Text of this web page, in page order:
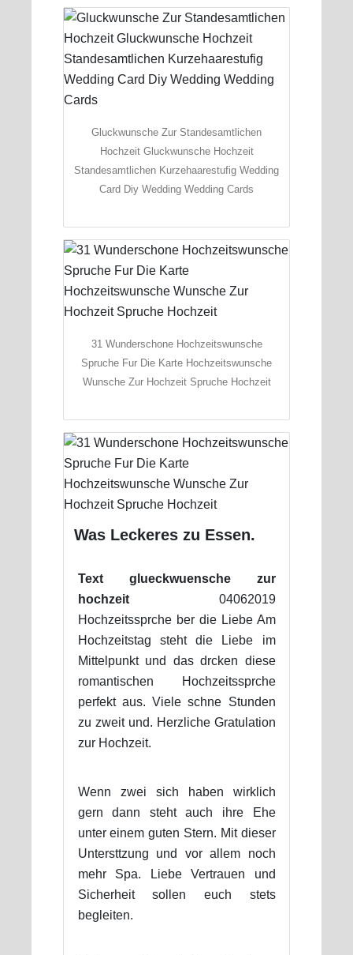
Gluckwunsche Zur Standesamtlichen
Hochzeit Gluckwunsche Hochzeit
Standesamtlichen Kurzehaarestufig Wedding
Card Diy Wedding Wedding Cards
31 Wunderschone Hochzeitswunsche
Spruche Fur Die Karte Hochzeitswunsche
Wunsche Zur Hochzeit Spruche Hochzeit
Was Leckeres zu Essen.
Text glueckwuensche zur
hochzeit04062019
Hochzeitssprche ber die Liebe Am
Hochzeitstag steht die Liebe im
Mittelpunkt und das drcken diese
romantischen Hochzeitssprche
perfekt aus. Viele schne Stunden
zu zweit und. Herzliche Gratulation
zur Hochzeit.
Wenn zwei sich haben wirklich
gern dann steht auch ihre Ehe
unter einem guten Stern. Mit dieser
Untersttzung und vor allem noch
mehr Spa. Liebe Vertrauen und
Sicherheit sollen euch stets
begleiten.